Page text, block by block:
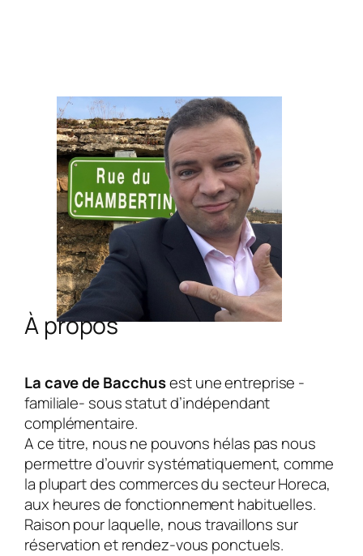
À propos
La cave de Bacchusest une entreprise -
familiale- sous statut d’indépendant
complémentaire.
A ce titre, nous ne pouvons hélas pas nous
permettre d’ouvrir systématiquement, comme
la plupart des commerces du secteur Horeca,
aux heures de fonctionnement habituelles.
Raison pour laquelle, nous travaillons sur
réservation et rendez-vous ponctuels.